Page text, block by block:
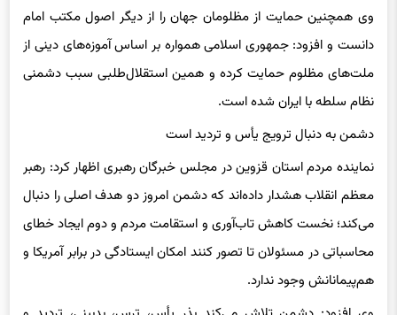
وی همچنین حمایت از مظلومان جهان را از دیگر اصول مکتب امام
دانست و افزود: جمهوری اسلامی همواره بر اساس آموزه‌های دینی از
ملت‌های مظلوم حمایت کرده و همین استقلال‌طلبی سبب دشمنی
نظام سلطه با ایران شده است.
دشمن به دنبال ترویج یأس و تردید است
نماینده مردم استان قزوین در مجلس خبرگان رهبری اظهار کرد: رهبر
معظم انقلاب هشدار داده‌اند که دشمن امروز دو هدف اصلی را دنبال
می‌کند؛ نخست کاهش تاب‌آوری و استقامت مردم و دوم ایجاد خطای
محاسباتی در مسئولان تا تصور کنند امکان ایستادگی در برابر آمریکا و
هم‌پیمانانش وجود ندارد.